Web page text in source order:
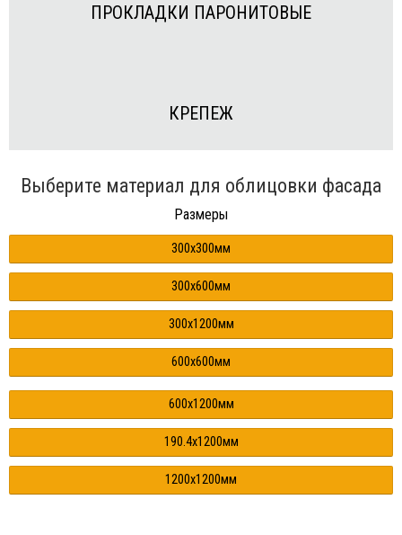
ПРОКЛАДКИ ПАРОНИТОВЫЕ
КРЕПЕЖ
Выберите материал для облицовки фасада
Размеры
300x300мм
300x600мм
300x1200мм
600x600мм
600x1200мм
190.4x1200мм
1200x1200мм